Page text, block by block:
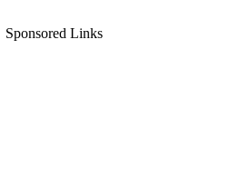
Sponsored Links